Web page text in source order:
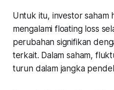
Untuk itu, investor saham
mengalami floating loss
perubahan signifikan
terkait. Dalam saham,
turun dalam jangka